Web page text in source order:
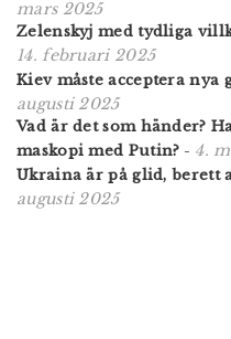
mars 2025
Zelenskyj med tydliga
14. februari 2025
Kiev måste acceptera nya
augusti 2025
Vad är det som händer?
maskopi med Putin? - 4.
Ukraina är på glid, berett
augusti 2025